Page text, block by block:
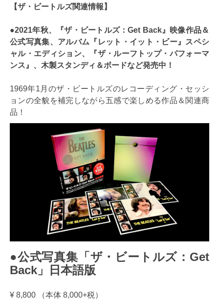
【ザ・ビートルズ関連情報】
●2021年秋、『ザ・ビートルズ：Get Back』映像作品＆
公式写真集、アルバム『レット・イット・ビー』スペシ
ャル・エディション、『ザ・ルーフトップ・パフォーマ
ンス』、木製スタンディ＆ボードなど発売中！
1969年1月のザ・ビートルズのレコーディング・セッシ
ョンの全貌を補完しながら五感で楽しめる作品＆関連商
品！
●公式写真集「ザ・ビートルズ：Get
Back」日本語版
¥ 8,800 （本体 8,000+税）